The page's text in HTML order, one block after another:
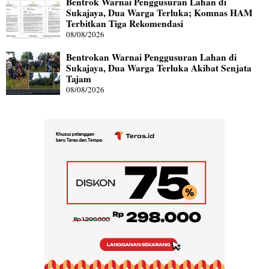
Sukajaya, Dua Warga Terluka; Komnas HAM
Terbitkan Tiga Rekomendasi
08/08/2026
Bentrokan Warnai Penggusuran Lahan di
Sukajaya, Dua Warga Terluka Akibat Senjata
Tajam
08/08/2026